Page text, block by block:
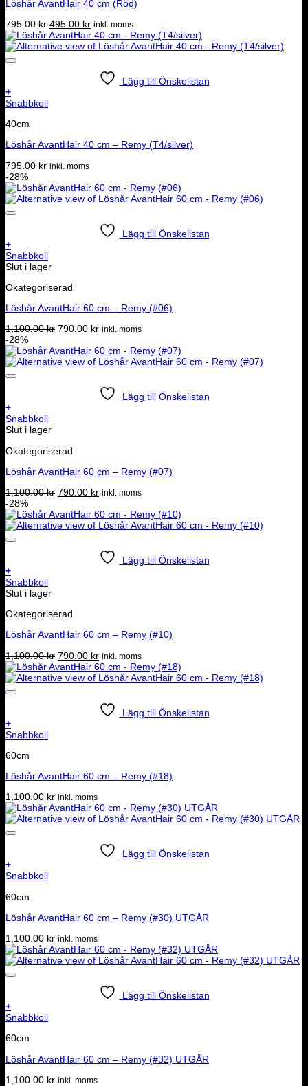
Löshår AvantHair 40 cm (Röd)
795.00kr Det
ursprungliga
priset
495.00 krDet
nuvarande
priset
inkl. moms
Lägg till Önskelistan
+
Snabbkoll
40cm
Löshår AvantHair 40 cm – Remy (T4/silver)
795.00 kr inkl. moms
-28%
Lägg till Önskelistan
+
Snabbkoll
Slut i lager
Okategoriserad
Löshår AvantHair 60 cm – Remy (#06)
1,100.00kr Det
priset
var:
790.00 krDet
priset
är:
inkl. moms
-28%
Lägg till Önskelistan
+
Snabbkoll
Slut i lager
Okategoriserad
Löshår AvantHair 60 cm – Remy (#07)
1,100.00kr Det
priset
var:
790.00 krDet
priset
är:
inkl. moms
-28%
Lägg till Önskelistan
+
Snabbkoll
Slut i lager
Okategoriserad
Löshår AvantHair 60 cm – Remy (#10)
1,100.00kr Det
ursprungliga
priset
790.00 krDet
nuvarande
priset
inkl. moms
Lägg till Önskelistan
+
Snabbkoll
60cm
Löshår AvantHair 60 cm – Remy (#18)
1,100.00 kr inkl. moms
Lägg till Önskelistan
+
Snabbkoll
60cm
Löshår AvantHair 60 cm – Remy (#30) UTGÅR
1,100.00 kr inkl. moms
Lägg till Önskelistan
+
Snabbkoll
60cm
Löshår AvantHair 60 cm – Remy (#32) UTGÅR
1,100.00 kr inkl. moms